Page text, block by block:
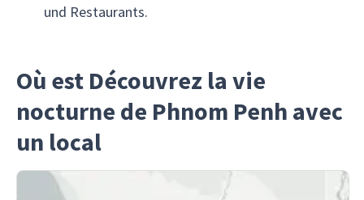
und Restaurants.
Où est Découvrez la vie
nocturne de Phnom Penh avec
un local